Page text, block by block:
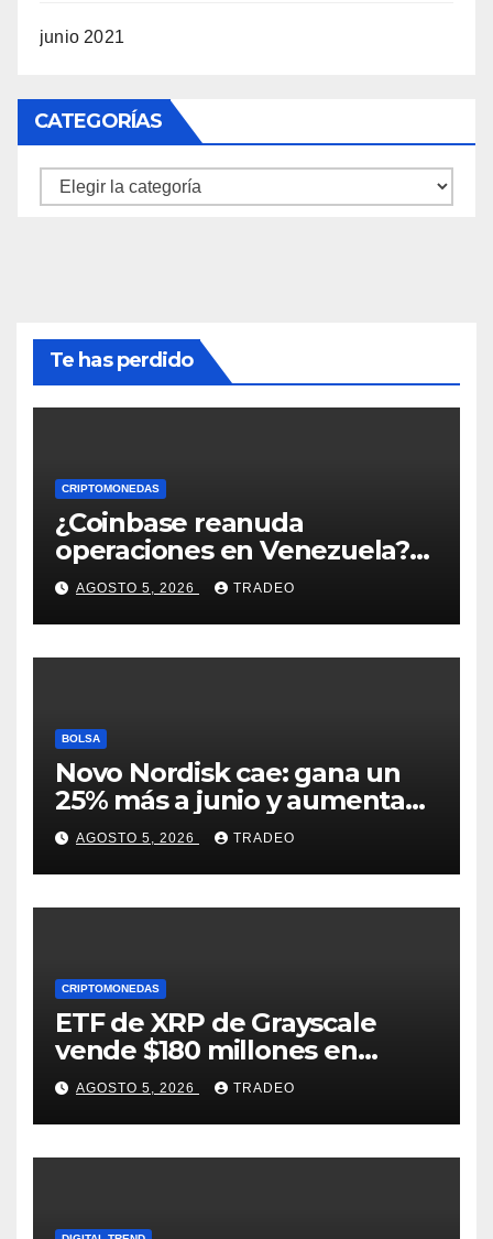
junio 2021
CATEGORÍAS
Categorías
Te has perdido
CRIPTOMONEDAS
¿Coinbase reanuda
operaciones en Venezuela?
Post críptico enciende el
debate
AGOSTO 5, 2026 TRADEO
BOLSA
Novo Nordisk cae: gana un
25% más a junio y aumenta
previsiones, pero no
convence
AGOSTO 5, 2026 TRADEO
CRIPTOMONEDAS
ETF de XRP de Grayscale
vende $180 millones en
tokens tras grandes pérdidas
AGOSTO 5, 2026 TRADEO